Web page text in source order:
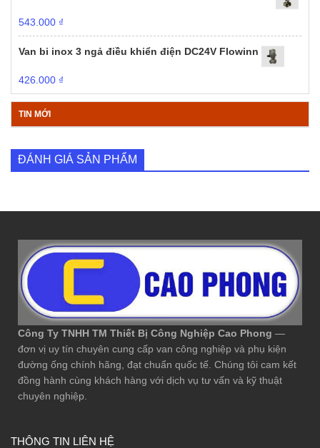
543.000 ₫
Van bi inox 3 ngả điều khiển điện DC24V Flowinn
426.000 ₫
TIN MỚI
ĐÁNH GIÁ SẢN PHẨM
Công Ty TNHH TM Thiết Bị Công Nghiệp Cao Phong —
đơn vị uy tín chuyên cung cấp van công nghiệp và phụ kiện
đường ống chính hãng, đạt chuẩn quốc tế. Chúng tôi cam kết
đồng hành cùng khách hàng với dịch vụ tư vấn và kỹ thuật
chuyên nghiệp.
THÔNG TIN LIÊN HỆ